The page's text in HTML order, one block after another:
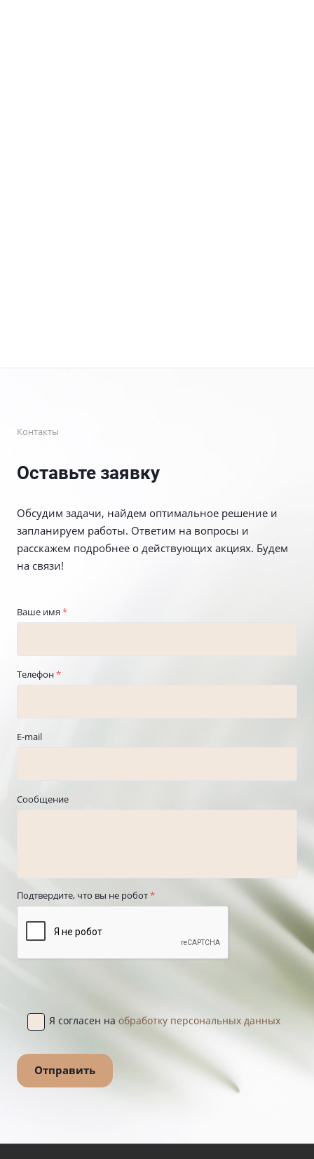
Контакты
Оставьте заявку
Обсудим задачи, найдем оптимальное решение и
запланируем работы. Ответим на вопросы и
расскажем подробнее о действующих акциях. Будем
на связи!
Ваше имя *
Телефон*
E-mail
Сообщение
Подтвердите, что вы не робот*
Я согласен на обработку персональных данных